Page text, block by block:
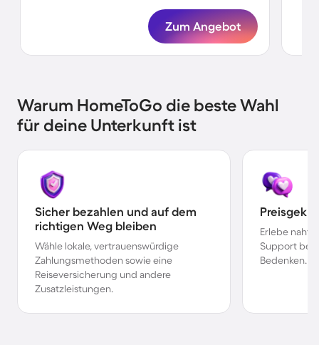
Zum Angebot
Warum HomeToGo die beste Wahl
für deine Unterkunft ist
Sicher bezahlen und auf dem
richtigen Weg bleiben
Wähle lokale, vertrauenswürdige
Zahlungsmethoden sowie eine
Reiseversicherung und andere
Zusatzleistungen.
Erlebe
Support bei
Bedenken.